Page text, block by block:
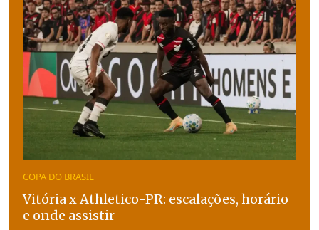
COPA DO BRASIL
Vitória x Athletico-PR: escalações, horário
e onde assistir